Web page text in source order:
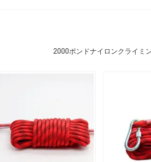
2000ポンドナイロンクライミ